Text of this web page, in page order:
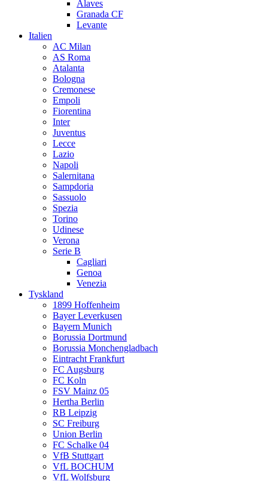
Alaves
Granada CF
Levante
Italien
AC Milan
AS Roma
Atalanta
Bologna
Cremonese
Empoli
Fiorentina
Inter
Juventus
Lecce
Lazio
Napoli
Salernitana
Sampdoria
Sassuolo
Spezia
Torino
Udinese
Verona
Serie B
Cagliari
Genoa
Venezia
Tyskland
1899 Hoffenheim
Bayer Leverkusen
Bayern Munich
Borussia Dortmund
Borussia Monchengladbach
Eintracht Frankfurt
FC Augsburg
FC Koln
FSV Mainz 05
Hertha Berlin
RB Leipzig
SC Freiburg
Union Berlin
FC Schalke 04
VfB Stuttgart
VfL BOCHUM
VfL Wolfsburg